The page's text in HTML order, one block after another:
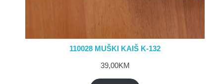
110028 MUŠKI KAIŠ K-132
39,00KM